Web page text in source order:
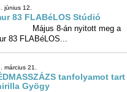
június 12.
83 FLABéLOS Stúdió
8-án nyitott meg a
83 FLABéLOS...
március 21.
tanfolyamot tart
Gyögy